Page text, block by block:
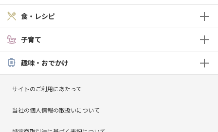
食・レシピ
子育て
趣味・おでかけ
サイトのご利用にあたって
当社の個人情報の取扱いについて